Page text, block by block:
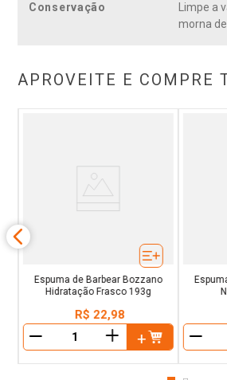
Conservação
Limpe a
morna
APROVEITE E COMPRE
Espuma de Barbear Bozzano
Hidratação Frasco 193g
R$ 22,98
＋